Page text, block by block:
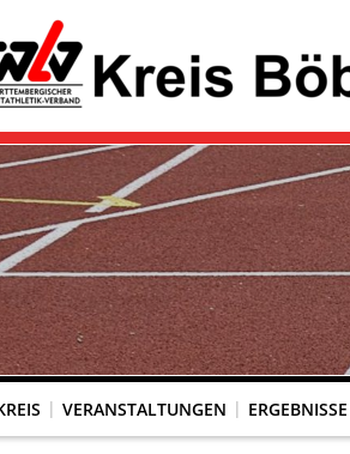
VERANSTALTUNGEN ERGEBNISSE